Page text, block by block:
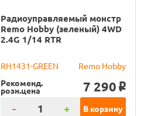
Радиоуправляемый монстр
Remo Hobby (зеленый) 4WD
2.4G 1/14 RTR
RH1431-GREEN
Remo Hobby
Рекоменд.
розн.цена 7 290 o
- + В корзину